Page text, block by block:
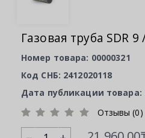
Газовая труба SDR 9
Номер товара: 00000321
Код СНБ: 2412020118
Дата публикации товара:
Отзывы (0)